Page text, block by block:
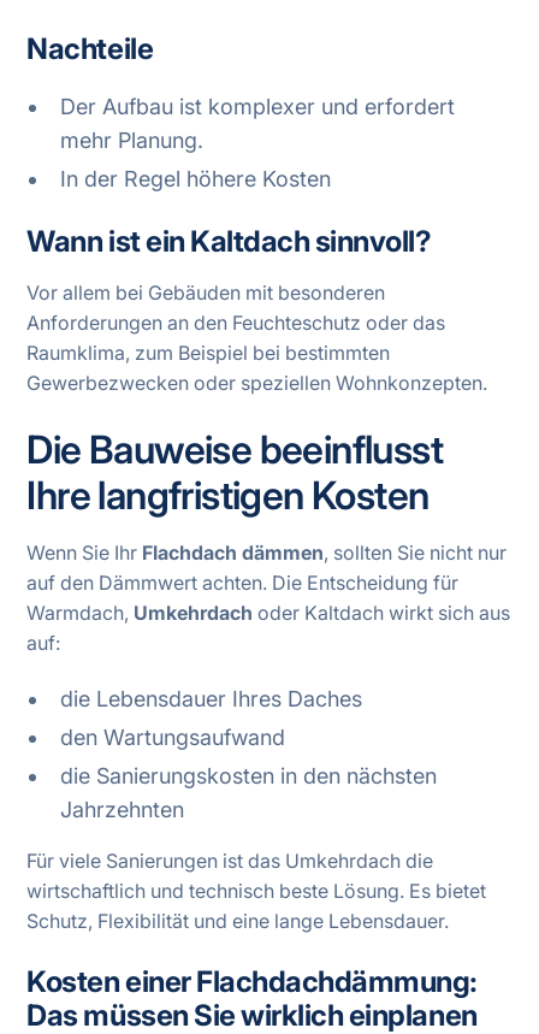
Nachteile
Der Aufbau ist komplexer und erfordert
mehr Planung.
In der Regel höhere Kosten
Wann ist ein Kaltdach sinnvoll?
Vor allem bei Gebäuden mit besonderen
Anforderungen an den Feuchteschutz oder das
Raumklima, zum Beispiel bei bestimmten
Gewerbezwecken oder speziellen Wohnkonzepten.
Die Bauweise beeinflusst
Ihre langfristigen Kosten
Wenn Sie Ihr Flachdach dämmen, sollten Sie nicht nur
auf den Dämmwert achten. Die Entscheidung für
Warmdach, Umkehrdach oder Kaltdach wirkt sich aus
auf:
die Lebensdauer Ihres Daches
den Wartungsaufwand
die Sanierungskosten in den nächsten
Jahrzehnten
Für viele Sanierungen ist das Umkehrdach die
wirtschaftlich und technisch beste Lösung. Es bietet
Schutz, Flexibilität und eine lange Lebensdauer.
Kosten einer Flachdachdämmung:
Das müssen Sie wirklich einplanen